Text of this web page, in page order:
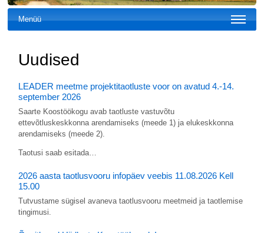
Menüü
Uudised
LEADER meetme projektitaotluste voor on avatud 4.-14.
september 2026
Saarte Koostöökogu avab taotluste vastuvõtu
ettevõtluskeskkonna arendamiseks (meede 1) ja elukeskkonna
arendamiseks (meede 2).
Taotusi saab esitada…
2026 aasta taotlusvooru infopäev veebis 11.08.2026 Kell
15.00
Tutvustame sügisel avaneva taotlusvooru meetmeid ja taotlemise
tingimusi.